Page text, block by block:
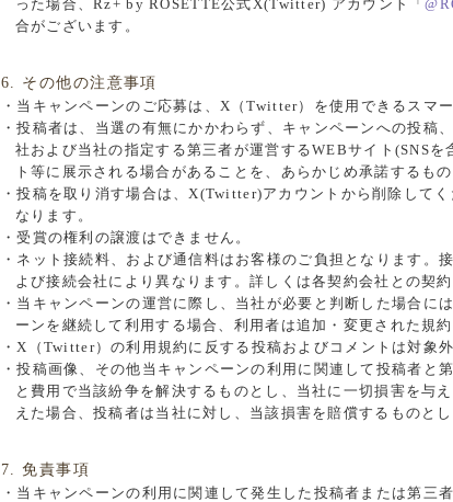
った場合、Rz+ by ROSETTE公式X(Twitter) アカウント「
合がございます。
6. その他の注意事項
・当キャンペーンのご応募は、X（Twitter）を使用できるスマ
・投稿者は、当選の有無にかかわらず、キャンペーンへの投稿
社および当社の指定する第三者が運営するWEBサイト(SNS
ト等に展示される場合があることを、あらかじめ承諾するも
・投稿を取り消す場合は、X(Twitter)アカウントから削除して
なります。
・受賞の権利の譲渡はできません。
・ネット接続料、および通信料はお客様のご負担となります。
よび接続会社により異なります。詳しくは各契約会社との契
・当キャンペーンの運営に際し、当社が必要と判断した場合
ーンを継続して利用する場合、利用者は追加・変更された規
・X（Twitter）の利用規約に反する投稿およびコメントは対象外
・投稿画像、その他当キャンペーンの利用に関連して投稿者
と費用で当該紛争を解決するものとし、当社に一切損害を与
えた場合、投稿者は当社に対し、当該損害を賠償するものとし
7. 免責事項
・当キャンペーンの利用に関連して発生した投稿者または第三